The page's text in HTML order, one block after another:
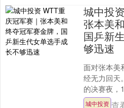
城中投
张本美
国乒新
够迅速
面对张本美
经无力回天
的决赛夜，
入冠军赛决
城中投资 查